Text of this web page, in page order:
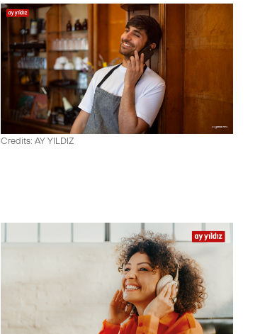
Credits: AY YILDIZ